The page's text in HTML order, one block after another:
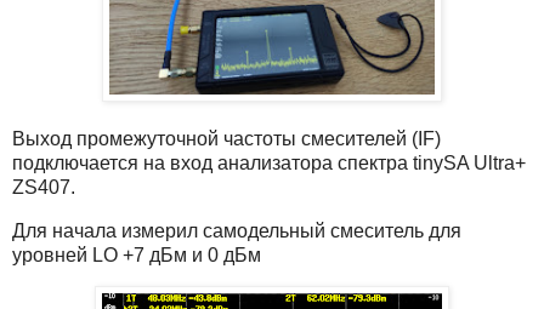
Выход промежуточной частоты смесителей (IF)
подключается на вход анализатора спектра tinySA Ultra+
ZS407.
Для начала измерил самодельный смеситель для
уровней LO +7 дБм и 0 дБм